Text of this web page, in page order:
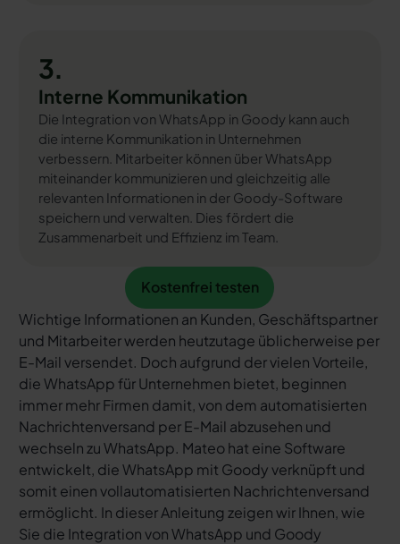
3.
Interne Kommunikation
Die Integration von WhatsApp in Goody kann auch
die interne Kommunikation in Unternehmen
verbessern. Mitarbeiter können über WhatsApp
miteinander kommunizieren und gleichzeitig alle
relevanten Informationen in der Goody-Software
speichern und verwalten. Dies fördert die
Zusammenarbeit und Effizienz im Team.
Kostenfrei testen
Kostenfrei testen
Wichtige Informationen an Kunden, Geschäftspartner
und Mitarbeiter werden heutzutage üblicherweise per
E-Mail versendet. Doch aufgrund der vielen Vorteile,
die WhatsApp für Unternehmen bietet, beginnen
immer mehr Firmen damit, von dem automatisierten
Nachrichtenversand per E-Mail abzusehen und
wechseln zu WhatsApp. Mateo hat eine Software
entwickelt, die WhatsApp mit Goody verknüpft und
somit einen vollautomatisierten Nachrichtenversand
ermöglicht. In dieser Anleitung zeigen wir Ihnen, wie
Sie die Integration von WhatsApp und Goody